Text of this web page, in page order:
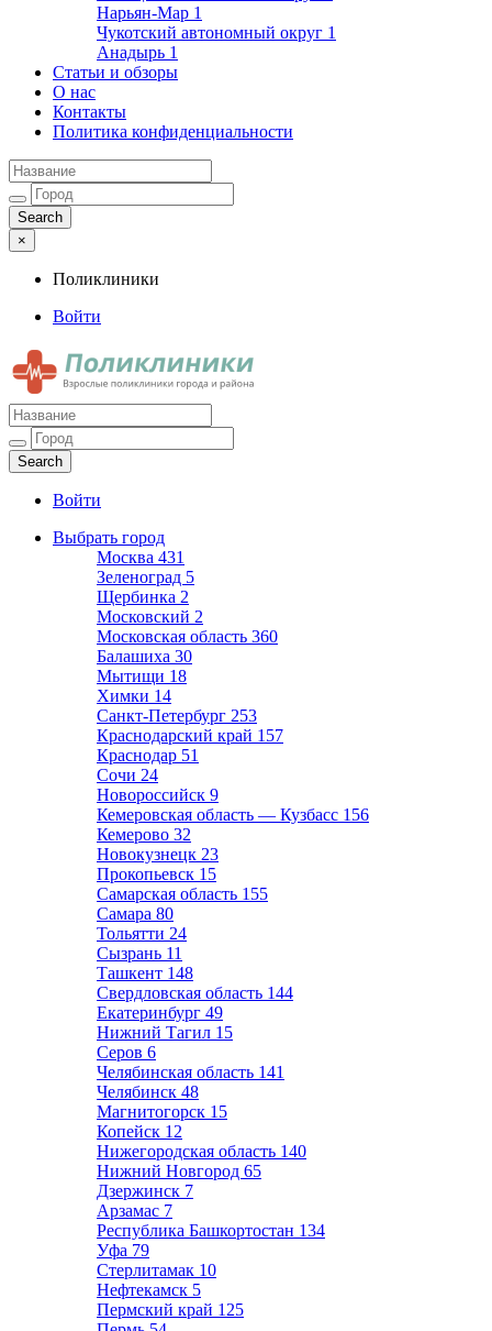
Нарьян-Мар 1
Чукотский автономный округ 1
Анадырь 1
Статьи и обзоры
О нас
Контакты
Политика конфиденциальности
×
Поликлиники
Войти
Поликлиники
Взрослые поликлиники города и района
Войти
Выбрать город
Москва 431
Зеленоград 5
Щербинка 2
Московский 2
Московская область 360
Балашиха 30
Мытищи 18
Химки 14
Санкт-Петербург 253
Краснодарский край 157
Краснодар 51
Сочи 24
Новороссийск 9
Кемеровская область — Кузбасс 156
Кемерово 32
Новокузнецк 23
Прокопьевск 15
Самарская область 155
Самара 80
Тольятти 24
Сызрань 11
Ташкент 148
Свердловская область 144
Екатеринбург 49
Нижний Тагил 15
Серов 6
Челябинская область 141
Челябинск 48
Магнитогорск 15
Копейск 12
Нижегородская область 140
Нижний Новгород 65
Дзержинск 7
Арзамас 7
Республика Башкортостан 134
Уфа 79
Стерлитамак 10
Нефтекамск 5
Пермский край 125